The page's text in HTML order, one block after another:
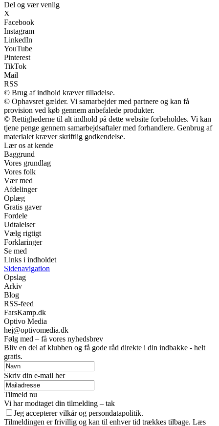
Del og vær venlig
X
Facebook
Instagram
LinkedIn
YouTube
Pinterest
TikTok
Mail
RSS
© Brug af indhold kræver tilladelse.
© Ophavsret gælder. Vi samarbejder med partnere og kan få
provision ved køb gennem anbefalede produkter.
© Rettighederne til alt indhold på dette website forbeholdes. Vi kan
tjene penge gennem samarbejdsaftaler med forhandlere. Genbrug af
materialet kræver skriftlig godkendelse.
Lær os at kende
Baggrund
Vores grundlag
Vores folk
Vær med
Afdelinger
Oplæg
Gratis gaver
Fordele
Udtalelser
Vælg rigtigt
Forklaringer
Se med
Links i indholdet
Sidenavigation
Opslag
Arkiv
Blog
RSS-feed
FarsKamp.dk
Optivo Media
hej@optivomedia.dk
Følg med – få vores nyhedsbrev
Bliv en del af klubben og få gode råd direkte i din indbakke - helt
gratis.
Skriv din e-mail her
Tilmeld nu
Vi har modtaget din tilmelding – tak
Jeg accepterer vilkår og persondatapolitik.
Tilmeldingen er frivillig og kan til enhver tid trækkes tilbage. Læs